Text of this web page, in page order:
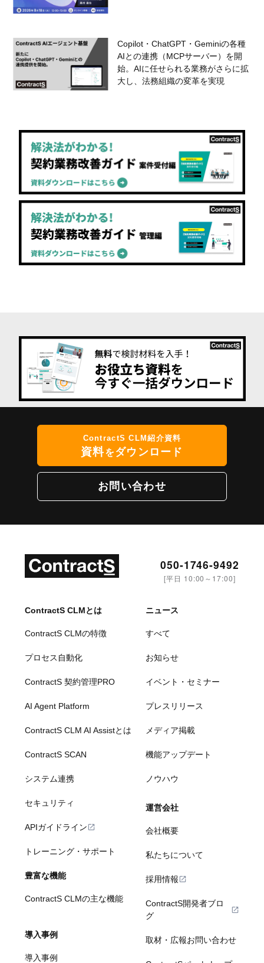
Copilot・ChatGPT・Geminiの各種
AIとの連携（MCPサーバー）を開
始。AIに任せられる業務がさらに拡
大し、法務組織の変革を実現
ContractS CLM紹介資料
資料をダウンロード
お問い合わせ
050-1746-9492
[平日 10:00～17:00]
ContractS CLMとは
ContractS CLMの特徴
プロセス自動化
ContractS 契約管理PRO
AI Agent Platform
ContractS CLM AI Assistとは
ContractS SCAN
システム連携
セキュリティ
APIガイドライン
トレーニング・サポート
豊富な機能
ContractS CLMの主な機能
導入事例
導入事例
ニュース
すべて
お知らせ
イベント・セミナー
プレスリリース
メディア掲載
機能アップデート
ノウハウ
運営会社
会社概要
私たちについて
採用情報
ContractS開発者ブロ
グ
取材・広報お問い合わせ